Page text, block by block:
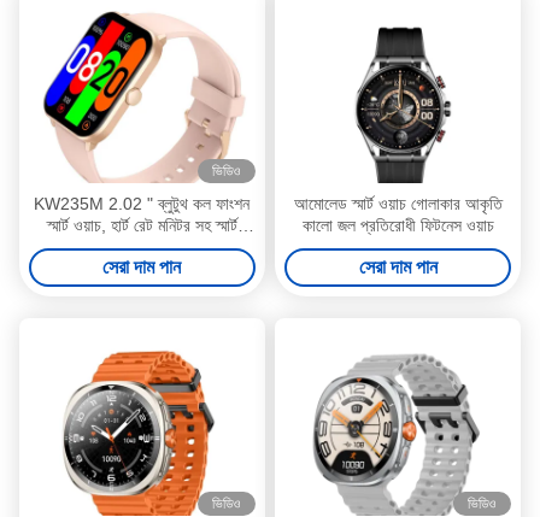
ভিডিও
KW235M 2.02 " ব্লুটুথ কল ফাংশন
স্মার্ট ওয়াচ, হার্ট রেট মনিটর সহ স্মার্ট
ফিটনেস ওয়াচ
সেরা দাম পান
আমোলেড স্মার্ট ওয়াচ গোলাকার আকৃতি
কালো জল প্রতিরোধী ফিটনেস ওয়াচ
সেরা দাম পান
ভিডিও ভিডিও